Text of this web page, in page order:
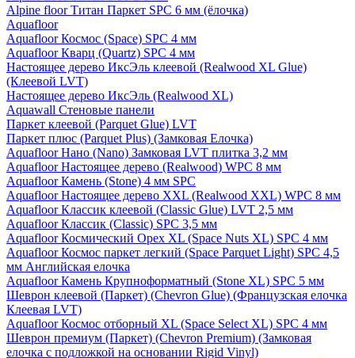
Alpine floor Титан Паркет SPC 6 мм (ёлочка)
Aquafloor
Aquafloor Космос (Space) SPC 4 мм
Aquafloor Кварц (Quartz) SPC 4 мм
Настоящее дерево ИксЭль клеевой (Realwood XL Glue)
(Клеевой LVT)
Настоящее дерево ИксЭль (Realwood XL)
Aquawall Стеновые панели
Паркет клеевой (Parquet Glue) LVT
Паркет плюс (Parquet Plus) (Замковая Елочка)
Aquafloor Нано (Nano) Замковая LVT плитка 3,2 мм
Aquafloor Настоящее дерево (Realwood) WPC 8 мм
Aquafloor Камень (Stone) 4 мм SPC
Aquafloor Настоящее дерево XXL (Realwood XXL) WPC 8 мм
Aquafloor Классик клеевой (Classic Glue) LVT 2,5 мм
Aquafloor Классик (Classic) SPC 3,5 мм
Aquafloor Космический Орех XL (Space Nuts XL) SPC 4 мм
Aquafloor Космос паркет легкий (Space Parquet Light) SPC 4,5
мм Английская елочка
Aquafloor Камень Крупноформатный (Stone XL) SPC 5 мм
Шеврон клеевой (Паркет) (Chevron Glue) (Французская елочка
Клеевая LVT)
Aquafloor Космос отборный XL (Space Select XL) SPC 4 мм
Шеврон премиум (Паркет) (Chevron Premium) (Замковая
елочка с подложкой на основании Rigid Vinyl)